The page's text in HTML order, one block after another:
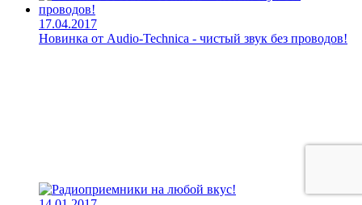
17.04.2017
Новинка от Audio-Technica - чистый звук без проводов!